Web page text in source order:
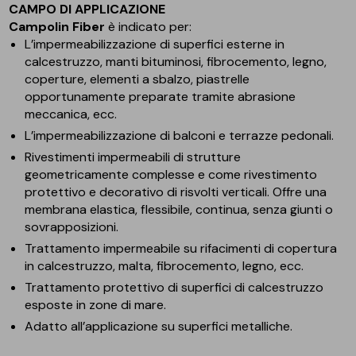
CAMPO DI APPLICAZIONE
Campolin Fiber è indicato per:
L’impermeabilizzazione di superfici esterne in
calcestruzzo, manti bituminosi, fibrocemento, legno,
coperture, elementi a sbalzo, piastrelle
opportunamente preparate tramite abrasione
meccanica, ecc.
L’impermeabilizzazione di balconi e terrazze pedonali.
Rivestimenti impermeabili di strutture
geometricamente complesse e come rivestimento
protettivo e decorativo di risvolti verticali. Offre una
membrana elastica, flessibile, continua, senza giunti o
sovrapposizioni.
Trattamento impermeabile su rifacimenti di copertura
in calcestruzzo, malta, fibrocemento, legno, ecc.
Trattamento protettivo di superfici di calcestruzzo
esposte in zone di mare.
Adatto all’applicazione su superfici metalliche.